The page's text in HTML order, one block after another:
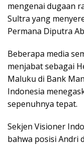
mengenai dugaan
Sultra yang
Permana Diputra
Beberapa media
menjabat sebagai
Maluku di Bank
Indonesia
sepenuhnya tepat.
Sekjen Visioner
bahwa posisi Andri